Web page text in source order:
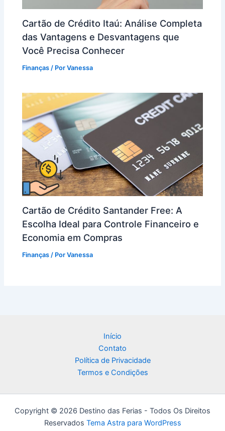
Cartão de Crédito Itaú: Análise Completa
das Vantagens e Desvantagens que
Você Precisa Conhecer
Finanças / PorVanessa
Cartão de Crédito Santander Free: A
Escolha Ideal para Controle Financeiro e
Economia em Compras
Finanças / PorVanessa
Início
Contato
Política de Privacidade
Termos e Condições
Copyright © 2026 Destino das Ferias - Todos Os Direitos
Reservados Tema Astra para WordPress